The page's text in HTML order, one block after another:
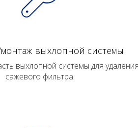
выхлопной системы
выхлопной системы для
сажевого фильтра.